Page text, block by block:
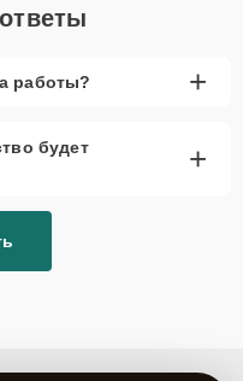
работы? +
будет
+